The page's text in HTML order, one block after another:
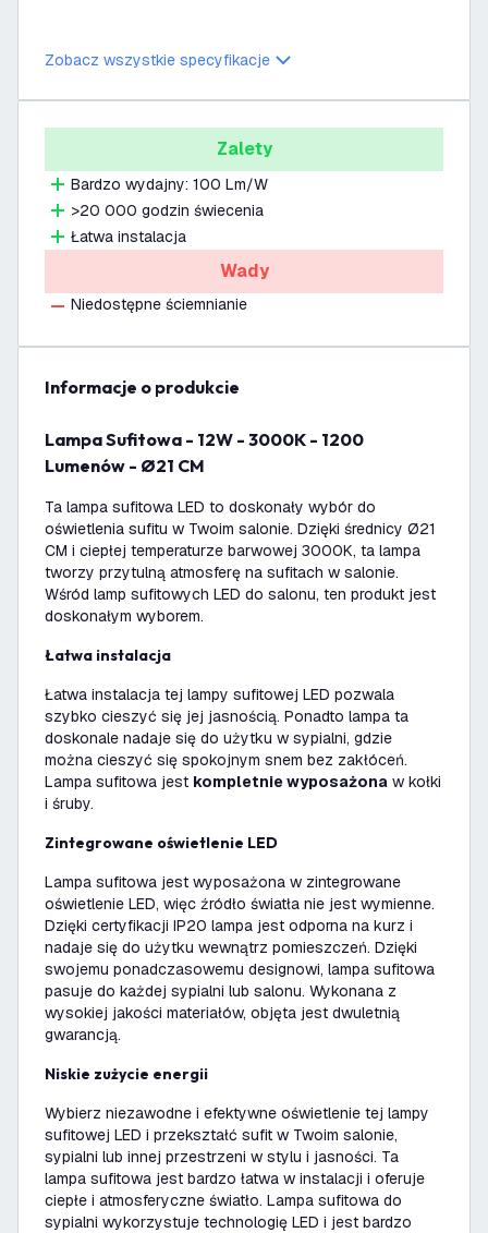
Zobacz wszystkie specyfikacje
Zalety
Bardzo wydajny: 100 Lm/W
>20 000 godzin świecenia
Łatwa instalacja
Wady
Niedostępne ściemnianie
informacje o produkcie
Lampa Sufitowa - 12W - 3000K - 1200
Lumenów - Ø21 CM
Ta lampa sufitowa LED to doskonały wybór do
oświetlenia sufitu w Twoim salonie. Dzięki średnicy Ø21
CM i ciepłej temperaturze barwowej 3000K, ta lampa
tworzy przytulną atmosferę na sufitach w salonie.
Wśród lamp sufitowych LED do salonu, ten produkt jest
doskonałym wyborem.
Łatwa instalacja
Łatwa instalacja tej lampy sufitowej LED pozwala
szybko cieszyć się jej jasnością. Ponadto lampa ta
doskonale nadaje się do użytku w sypialni, gdzie
można cieszyć się spokojnym snem bez zakłóceń.
Lampa sufitowa jest kompletnie wyposażona w kołki
i śruby.
Zintegrowane oświetlenie LED
Lampa sufitowa jest wyposażona w zintegrowane
oświetlenie LED, więc źródło światła nie jest wymienne.
Dzięki certyfikacji IP20 lampa jest odporna na kurz i
nadaje się do użytku wewnątrz pomieszczeń. Dzięki
swojemu ponadczasowemu designowi, lampa sufitowa
pasuje do każdej sypialni lub salonu. Wykonana z
wysokiej jakości materiałów, objęta jest dwuletnią
gwarancją.
Niskie zużycie energii
Wybierz niezawodne i efektywne oświetlenie tej lampy
sufitowej LED i przekształć sufit w Twoim salonie,
sypialni lub innej przestrzeni w stylu i jasności. Ta
lampa sufitowa jest bardzo łatwa w instalacji i oferuje
ciepłe i atmosferyczne światło. Lampa sufitowa do
sypialni wykorzystuje technologię LED i jest bardzo